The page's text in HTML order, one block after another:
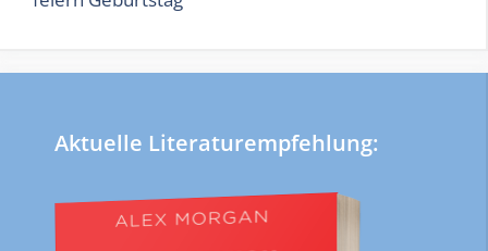
Aktuelle Literaturempfehlung: